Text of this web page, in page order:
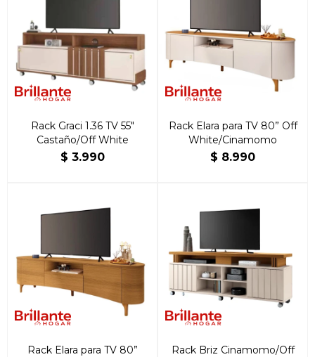
Rack Graci 1.36 TV 55"
Castaño/Off White
$ 3.990
Rack Elara para TV 80” Off
White/Cinamomo
$ 8.990
Rack Elara para TV 80”
Rack Briz Cinamomo/Off